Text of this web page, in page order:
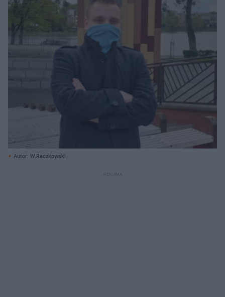
Autor: W.Raczkowski